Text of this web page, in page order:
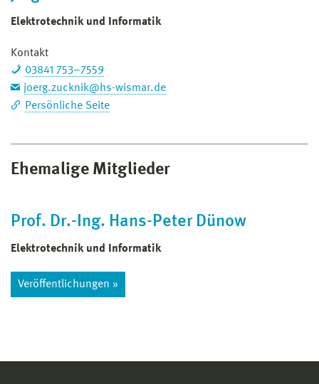
Elektrotechnik und Informatik
Kontakt
03841 753–7559
joerg.zucknik@hs-wismar.de
Persönliche Seite
Ehemalige Mitglieder
Prof. Dr.-Ing. Hans-Peter Dünow
Elektrotechnik und Informatik
Veröffentlichungen »